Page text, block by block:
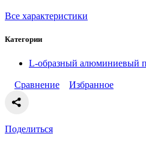
Все характеристики
Категории
L-образный алюминиевый
Сравнение Избранное
Поделиться